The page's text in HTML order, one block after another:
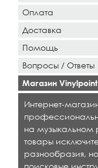
Оплата
Доставка
Помощь
Вопросы / Ответы
Магазин
Интернет-
на музыкальном
товары
разнообразия,
поисковые